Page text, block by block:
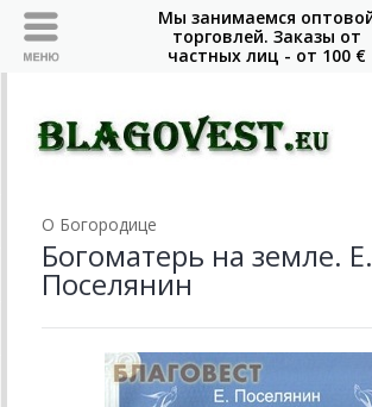
О Богородице
Богоматерь на земле. Е.
Поселянин